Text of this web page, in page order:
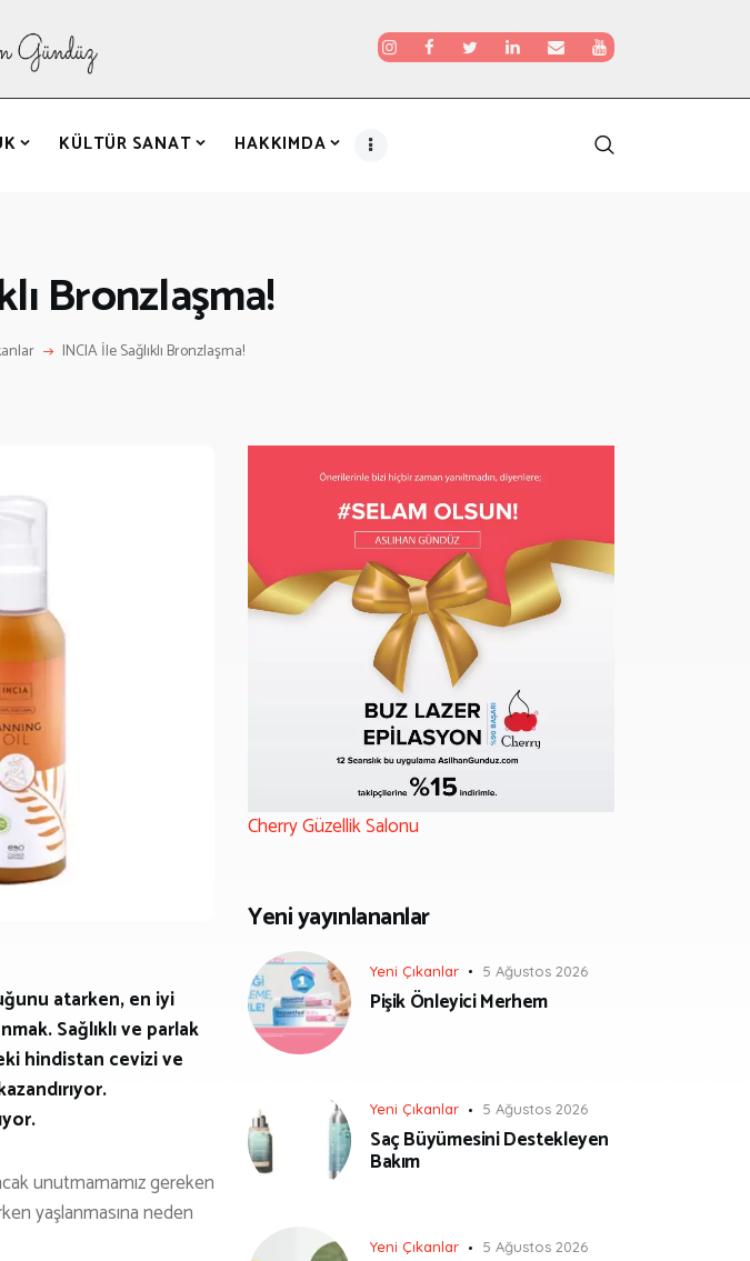
KÜLTÜR SANAT HAKKIMDA
Bronzlaşma!
INCIA İle Sağlıklı Bronzlaşma!
atarken, en iyi
Sağlıklı ve parlak
hindistan cevizi ve
unutmamamız gereken
yaşlanmasına neden
Cherry Güzellik Salonu
Yeni yayınlananlar
Yeni Çıkanlar 5 Ağustos 2026
Pişik Önleyici Merhem
Yeni Çıkanlar 5 Ağustos 2026
Saç Büyümesini Destekleyen
Bakım
Yeni Çıkanlar 5 Ağustos 2026